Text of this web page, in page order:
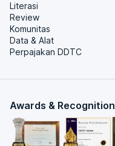
Literasi
Review
Komunitas
Data & Alat
Perpajakan DDTC
Awards & Recognition